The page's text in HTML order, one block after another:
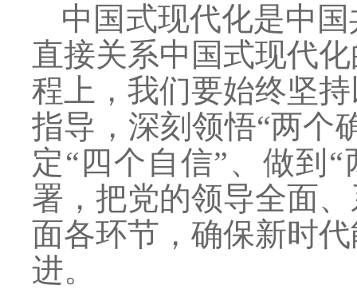
中国式现代化是中
直接关系中国式现代
程上，我们要始终坚
指导，深刻领悟“两个
定“四个自信”、做到
署，把党的领导全面
面各环节，确保新时
进。